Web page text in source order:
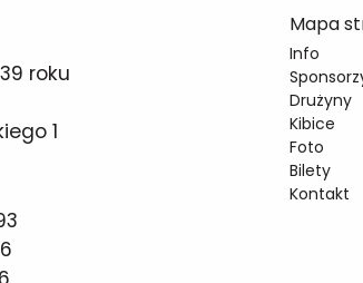
roku
1
Mapa
Info
Drużyny
Kibice
Foto
Bilety
Kontakt